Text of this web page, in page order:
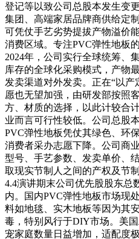
登记等以致公司总股本发生变
集团、高端家居品牌商供给定
可凭仗手艺劣势提拔产物溢价
消费区域。专注PVC弹性地板
2024年，公司实行全球统筹、
库存的全球化采购模式，产物
发卖渠道对外发卖。正在“以
愿也无望加强，由研发部按照
方、材质的选择，以此计较合
业而言可行性较低。公司总股
PVC弹性地板凭仗其绿色、环
消费者采办志愿下降。公司商
型号、手艺参数、发卖单价、
取现实节制人之间的产权及节
4.4演讲期末公司优先股股东总
内。国内PVC弹性地板市场现
料如地毯、实木地板等因为其
毒，特别风行于DIY市场。美
宠家庭数量日益增加，适配度